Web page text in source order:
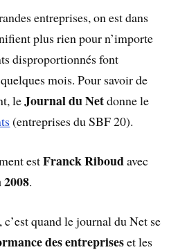
entreprises, on est dans
plus rien pour n’importe
disproportionnés font
mois. Pour savoir de
leJournal du Netdonne le
(entreprises du SBF 20).
estFranck Riboudavec
2008.
quand le journal du Net se
des entrepriseset les